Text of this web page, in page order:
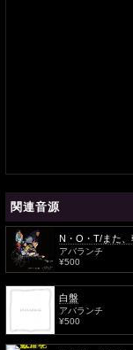
関連音源
N・O・T/また、
アバランチ
¥500
白盤
アバランチ
¥500